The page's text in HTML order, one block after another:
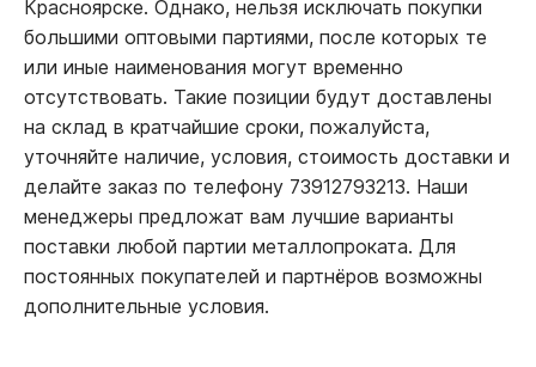
Красноярске. Однако, нельзя исключать покупки
большими оптовыми партиями, после которых те
или иные наименования могут временно
отсутствовать. Такие позиции будут доставлены
на склад в кратчайшие сроки, пожалуйста,
уточняйте наличие, условия, стоимость доставки и
делайте заказ по телефону 73912793213. Наши
менеджеры предложат вам лучшие варианты
поставки любой партии металлопроката. Для
постоянных покупателей и партнёров возможны
дополнительные условия.